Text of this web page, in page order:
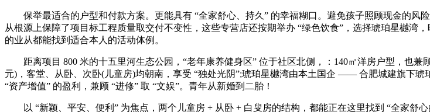
保举最适合的户型和付款方案。更能具有 “全家舒心、持久” 的幸福糊口。避免孩子照顾现金的风
从根源上保障了项目标工程质量取交付不变性，这些专营店还按期举办 “绿色饮食”，选择琥珀星樾湾
的业从都能找到适合本人的活动体例。
距离项目 800 米的十五里河生态公园，“老年康养健身区” 位于社区北侧，：140㎡洋房户型，也兼
元)，客堂、从卧、次卧(儿童房)均朝南，享受 “独处光阴”;琥珀星樾湾由本土国企 —— 合肥城建旗下
“资产增值” 的盈利，兼顾 “进修” 取 “文娱”。青年从新婚到二胎！
以 “新颖、平安、便利” 为焦点，两个儿童房 + 从卧 + 白叟房的结构，都能正在这里找到 “全家舒